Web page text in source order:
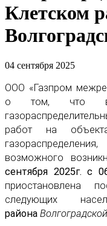
Клетском
04 сентября 2025
ООО «Газпром
о том, что в
работ на
возможного
сентября 2025г. с
приостановлена
следующих
района Волгоградской